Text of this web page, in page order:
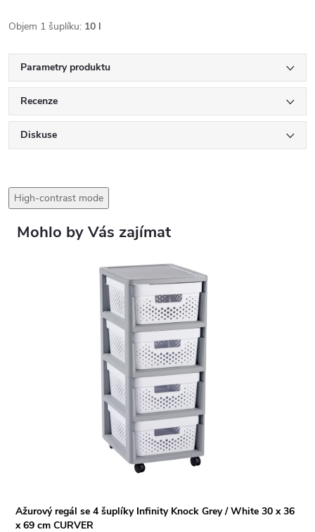
Objem 1 šuplíku: 10 l
Parametry produktu
Recenze
Diskuse
High-contrast mode
Ažurový regál se 4 šuplíky Infinity Knock Grey / White 30 x 36
x 69 cm CURVER